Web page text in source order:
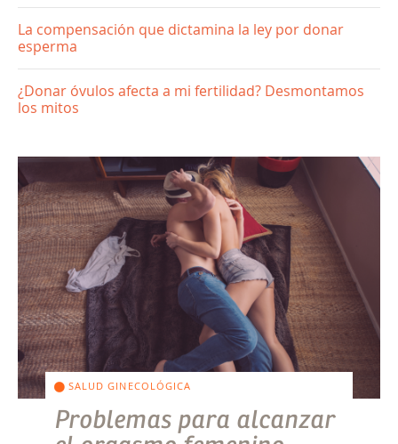
La compensación que dictamina la ley por donar
esperma
¿Donar óvulos afecta a mi fertilidad? Desmontamos
los mitos
SALUD GINECOLÓGICA
Problemas para alcanzar